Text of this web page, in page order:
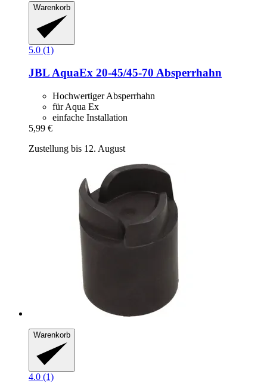
Warenkorb
5.0 (1)
JBLAquaEx 20-​45/45-​70 Absperrhahn
Hochwertiger Absperrhahn
für Aqua Ex
einfache Installation
5,99 €
Zustellung bis 12. August
Warenkorb
4.0 (1)